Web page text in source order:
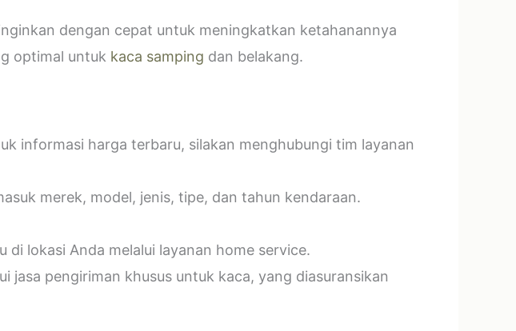
dengan cepat untuk meningkatkan ketahanannya
optimal untuk kaca samping dan belakang.
informasi harga terbaru, silakan menghubungi tim layanan
merek, model, jenis, tipe, dan tahun kendaraan.
di lokasi Anda melalui layanan home service.
jasa pengiriman khusus untuk kaca, yang diasuransikan